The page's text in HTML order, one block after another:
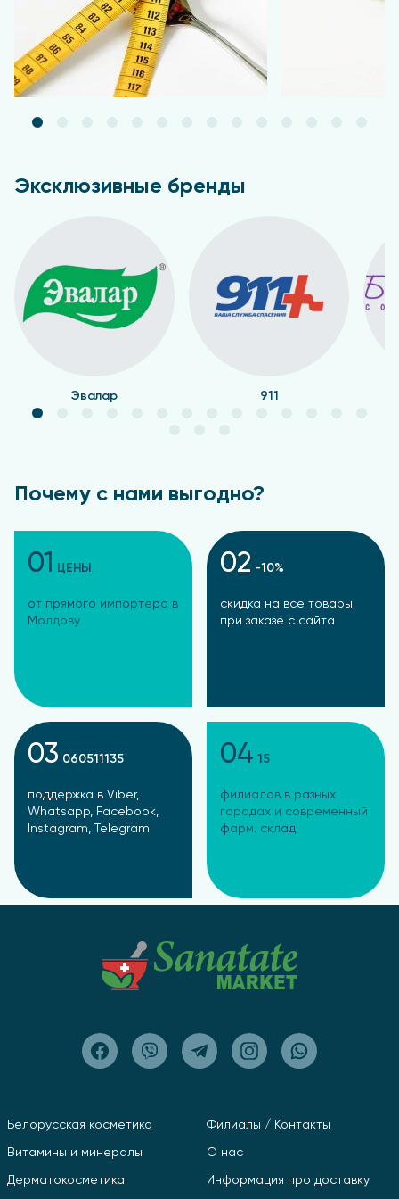
применением рекомендуется
проконсультироваться с врачом.
Форма выпуска
Таблетки по 1,8 г
Эксклюзивные бренды
Эвалар 911
Почему с нами выгодно?
01 ЦЕНЫ
от прямого импортера в
Молдову
02 -10%
скидка на все товары
при заказе с сайта
03 060511135
поддержка в Viber,
Whatsapp, Facebook,
Instagram, Telegram
04 15
филиалов в разных
городах и современный
фарм. склад
Белорусская косметика
Витамины и минералы
Дерматокосметика
Филиалы / Контакты
О нас
Информация про доставку